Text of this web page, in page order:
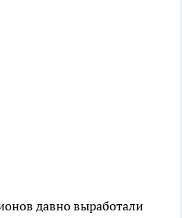
давно выработали